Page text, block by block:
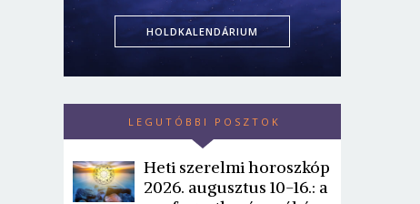
HOLDKALENDÁRIUM
LEGUTÓBBI POSZTOK
Heti szerelmi horoszkóp
2026. augusztus 10-16.: a